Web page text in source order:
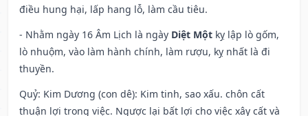
điều hung hại, lấp hang lỗ, làm cầu tiêu.
- Nhằm ngày 16 Âm Lịch là ngày Diệt Một kỵ lập lò gốm,
lò nhuộm, vào làm hành chính, làm rượu, kỵ nhất là đi
thuyền.
Quỷ: Kim Dương (con dê): Kim tinh, sao xấu. chôn cất
thuận lợi trong việc. Ngược lại bất lợi cho việc xây cất và